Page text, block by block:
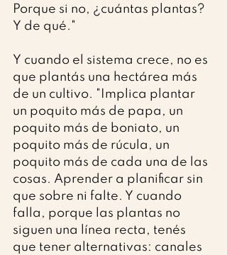
Porque si no, ¿cuántas plantas?
Y de qué."
Y cuando el sistema crece, no es
que plantás una hectárea más
de un cultivo. "Implica plantar
un poquito más de papa, un
poquito más de boniato, un
poquito más de rúcula, un
poquito más de cada una de las
cosas. Aprender a planificar sin
que sobre ni falte. Y cuando
falla, porque las plantas no
siguen una línea recta, tenés
que tener alternativas: canales